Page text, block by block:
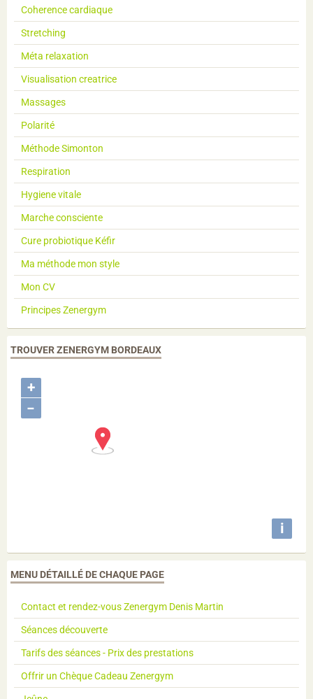
Coherence cardiaque
Stretching
Méta relaxation
Visualisation creatrice
Massages
Polarité
Méthode Simonton
Respiration
Hygiene vitale
Marche consciente
Cure probiotique Kéfir
Ma méthode mon style
Mon CV
Principes Zenergym
TROUVER ZENERGYM BORDEAUX
+
−
i
MENU DÉTAILLÉ DE CHAQUE PAGE
Contact et rendez-vous Zenergym Denis Martin
Séances découverte
Tarifs des séances - Prix des prestations
Offrir un Chèque Cadeau Zenergym